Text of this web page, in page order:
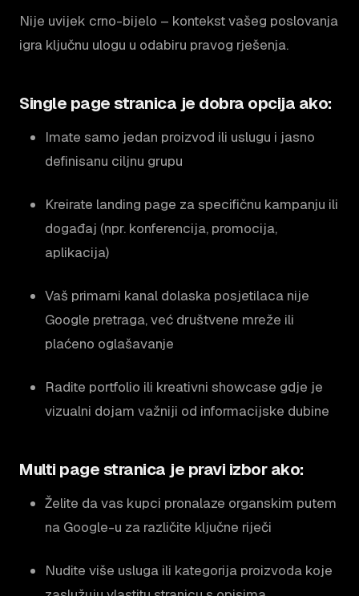
Nije uvijek crno-bijelo – kontekst vašeg poslovanja
igra ključnu ulogu u odabiru pravog rješenja.
Single page stranica je dobra opcija ako:
Imate samo jedan proizvod ili uslugu i jasno
definisanu ciljnu grupu
Kreirate landing page za specifičnu kampanju ili
događaj (npr. konferencija, promocija,
aplikacija)
Vaš primarni kanal dolaska posjetilaca nije
Google pretraga, već društvene mreže ili
plaćeno oglašavanje
Radite portfolio ili kreativni showcase gdje je
vizualni dojam važniji od informacijske dubine
Multi page stranica je pravi izbor ako:
Želite da vas kupci pronalaze organskim putem
na Google-u za različite ključne riječi
Nudite više usluga ili kategorija proizvoda koje